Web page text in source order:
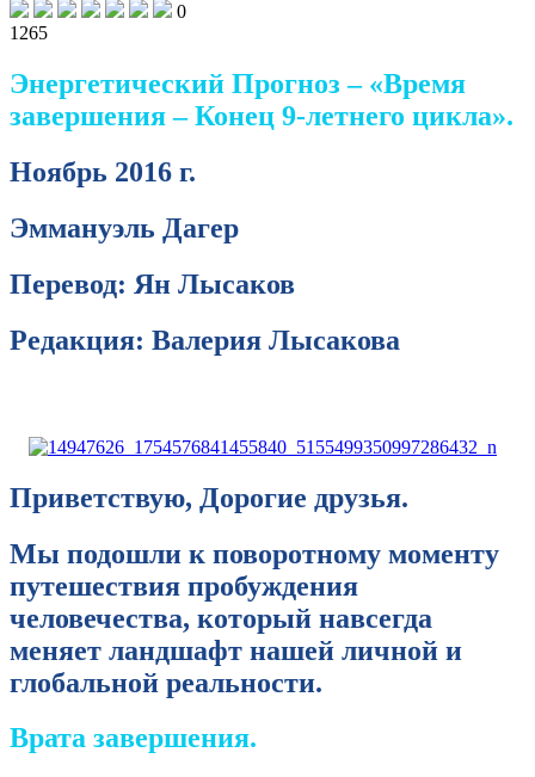
0
1265
Энергетический Прогноз – «Время
завершения – Конец 9-летнего цикла».
Ноябрь 2016 г.
Эммануэль Дагер
Перевод: Ян Лысаков
Редакция: Валерия Лысакова
Приветствую, Дорогие друзья.
Мы подошли к поворотному моменту
путешествия пробуждения
человечества, который навсегда
меняет ландшафт нашей личной и
глобальной реальности.
Врата завершения.